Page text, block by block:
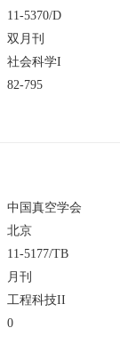
11-5370/D
双月刊
社会科学I
82-795
中国真空学会
北京
11-5177/TB
月刊
工程科技II
0